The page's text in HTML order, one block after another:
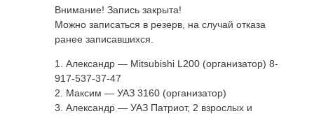
Внимание! Запись закрыта!
Можно записаться в резерв, на случай отказа
ранее записавшихся.
1. Александр — Mitsubishi L200 (организатор) 8-
917-537-37-47
2. Максим — УАЗ 3160 (организатор)
3. Александр — УАЗ Патриот, 2 взрослых и